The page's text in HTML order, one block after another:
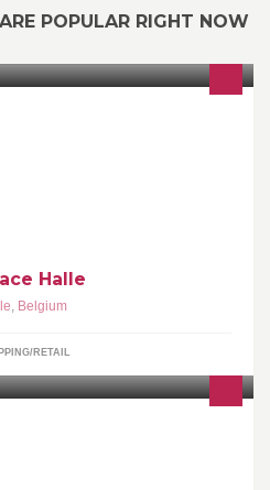
POPULAR RIGHT NOW
Halle
, Belgium
RETAIL